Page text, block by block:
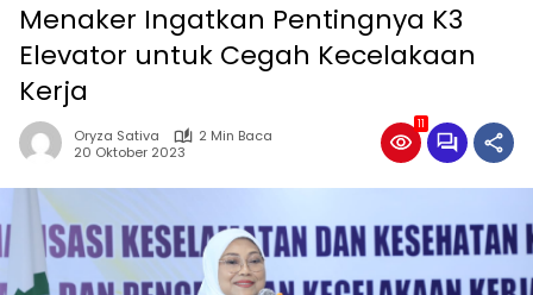
Menaker Ingatkan Pentingnya K3
Elevator untuk Cegah Kecelakaan
Kerja
Oryza Sativa
2 Min Baca
20 Oktober 2023
11